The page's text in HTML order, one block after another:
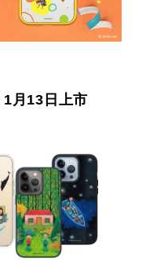
月13日上市